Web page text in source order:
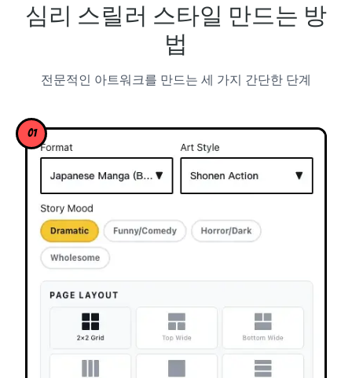
심리 스릴러 스타일 만드는 방
법
전문적인 아트워크를 만드는 세 가지 간단한 단계
01